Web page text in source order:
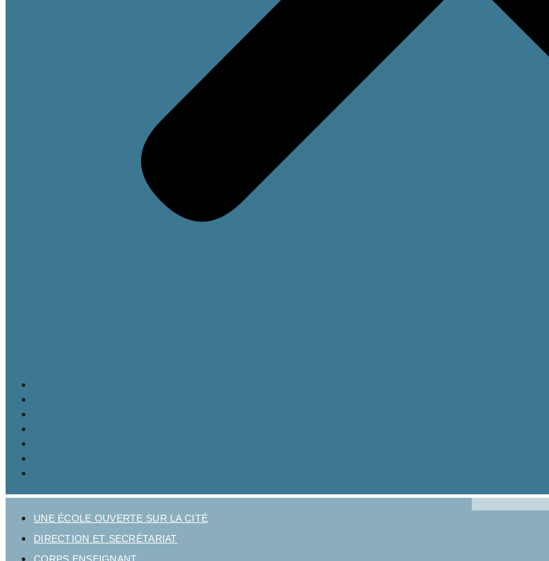
UNE ÉCOLE OUVERTE SUR LA CITÉ
DIRECTION ET SECRÉTARIAT